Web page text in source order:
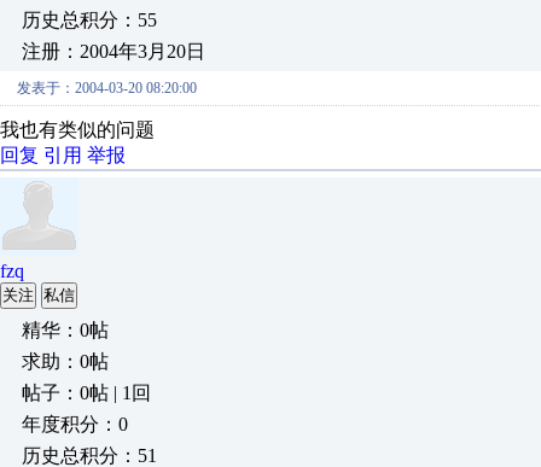
历史总积分：55
注册：2004年3月20日
发表于：2004-03-20 08:20:00
我也有类似的问题
回复 引用 举报
fzq
关注 私信
精华：0帖
求助：0帖
帖子：0帖 | 1回
年度积分：0
历史总积分：51